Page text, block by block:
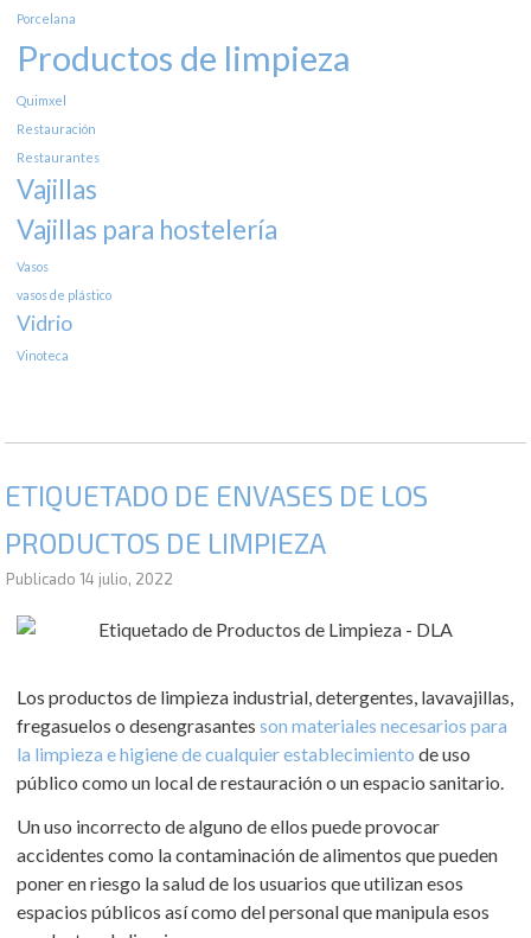
Porcelana
Productos de limpieza
Quimxel
Restauración
Restaurantes
Vajillas
Vajillas para hostelería
Vasos
vasos de plástico
Vidrio
Vinoteca
ETIQUETADO DE ENVASES DE LOS
PRODUCTOS DE LIMPIEZA
Publicado 14 julio, 2022
Los productos de limpieza industrial, detergentes, lavavajillas,
fregasuelos o desengrasantesson materiales necesarios para
la limpieza e higiene de cualquier establecimiento de uso
público como un local de restauración o un espacio sanitario.
Un uso incorrecto de alguno de ellos puede provocar
accidentes como la contaminación de alimentos que pueden
poner en riesgo la salud de los usuarios que utilizan esos
espacios públicos así como del personal que manipula esos